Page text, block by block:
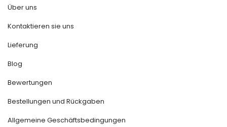
Über uns
Kontaktieren sie uns
Lieferung
Blog
Bewertungen
Bestellungen und Rückgaben
Allgemeine Geschäftsbedingungen